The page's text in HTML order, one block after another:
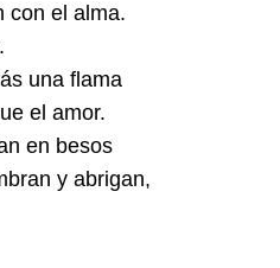
con el alma.
una flama
el amor.
en besos
y abrigan,